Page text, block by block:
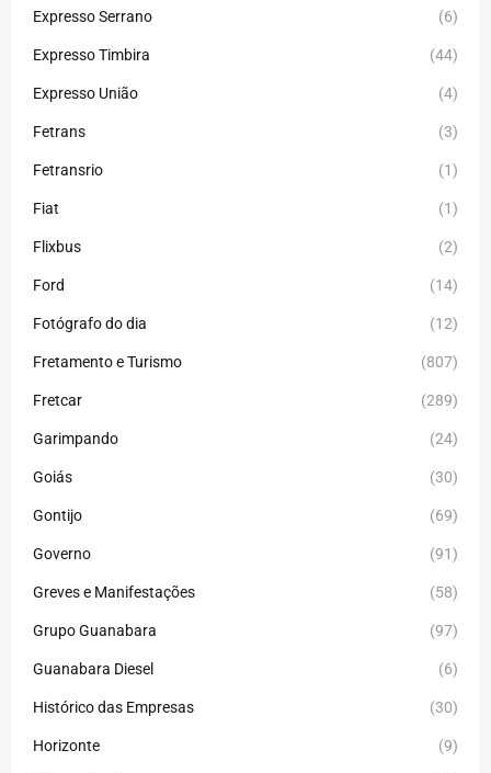
Expresso Serrano (6)
Expresso Timbira (44)
Expresso União (4)
Fetrans (3)
Fetransrio (1)
Fiat (1)
Flixbus (2)
Ford (14)
Fotógrafo do dia (12)
Fretamento e Turismo (807)
Fretcar (289)
Garimpando (24)
Goiás (30)
Gontijo (69)
Governo (91)
Greves e Manifestações (58)
Grupo Guanabara (97)
Guanabara Diesel (6)
Histórico das Empresas (30)
Horizonte (9)